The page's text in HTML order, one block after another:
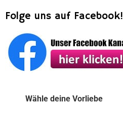
Folge uns auf Facebook!
Wähle deine Vorliebe